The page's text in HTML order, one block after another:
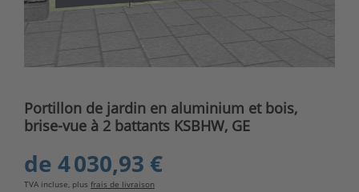
Portillon de jardin en aluminium et bois,
brise-vue à 2 battants KSBHW, GE
de 4 030,93 €
TVA incluse, plus frais de livraison